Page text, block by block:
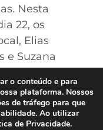
Nesta
22, os
Elias
e Suzana
João
de apoio
o conteúdo e para
plataforma. Nossos
de tráfego para que
Ao utilizar
de Privacidade.